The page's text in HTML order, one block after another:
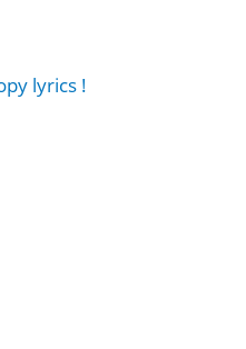
lyrics !